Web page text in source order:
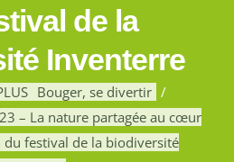
de la
Inventerre
Bouger, se divertir
– La nature partagée au cœur
festival de la biodiversité